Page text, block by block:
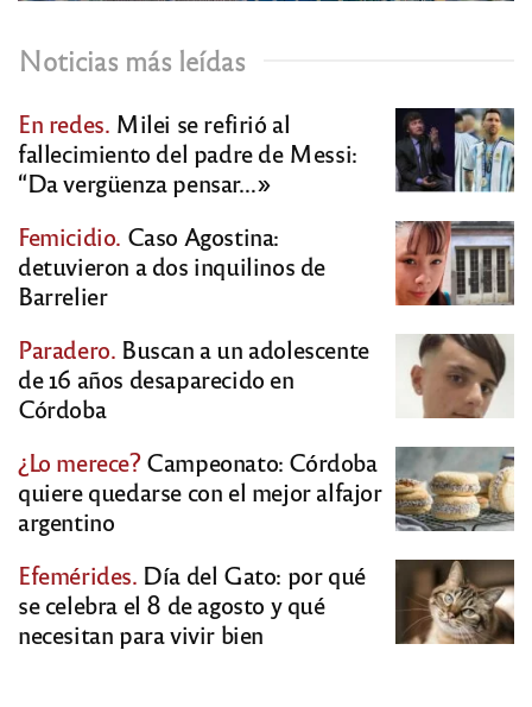
Noticias más leídas
En redes. Milei se refirió al
fallecimiento del padre de Messi:
“Da vergüenza pensar…»
Femicidio. Caso Agostina:
detuvieron a dos inquilinos de
Barrelier
Paradero. Buscan a un adolescente
de 16 años desaparecido en
Córdoba
¿Lo merece?Campeonato: Córdoba
quiere quedarse con el mejor alfajor
argentino
Efemérides. Día del Gato: por qué
se celebra el 8 de agosto y qué
necesitan para vivir bien